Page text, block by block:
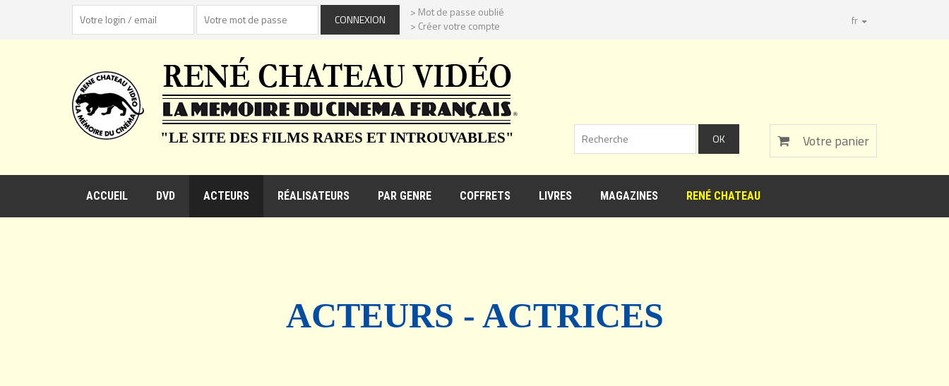
> Mot de passe oublié
> Créer votre compte
fr
"LE SITE DES FILMS RARES ET INTROUVABLES" Votre panier
ACCUEIL DVD ACTEURS RÉALISATEURS PAR GENRE COFFRETS LIVRES MAGAZINES RENÉ CHATEAU
ACTEURS - ACTRICES